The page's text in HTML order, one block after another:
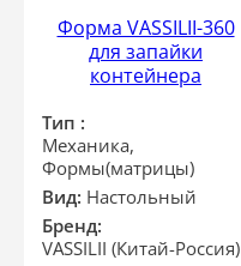
Форма VASSILII-360
для запайки
контейнера
Тип :
Механика,
Формы(матрицы)
Вид: Настольный
Бренд:
VASSILII (Китай-Россия)